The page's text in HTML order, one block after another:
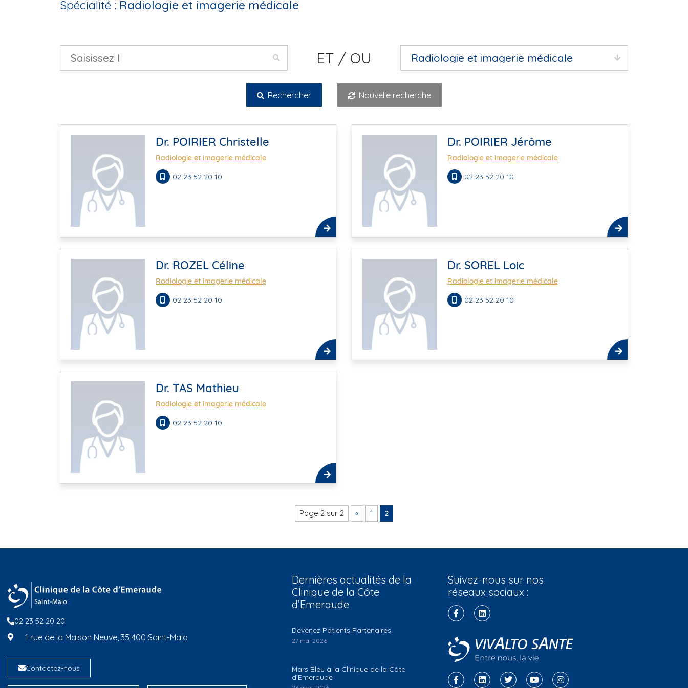
Spécialité : Radiologie et imagerie médicale
ET / OU
Rechercher Nouvelle recherche
Dr. POIRIER Christelle
Radiologie et imagerie médicale
02 23 52 20 10
Dr. POIRIER Jérôme
Radiologie et imagerie médicale
02 23 52 20 10
Dr. ROZEL Céline
Radiologie et imagerie médicale
02 23 52 20 10
Dr. SOREL Loic
Radiologie et imagerie médicale
02 23 52 20 10
Dr. TAS Mathieu
Radiologie et imagerie médicale
02 23 52 20 10
Page 2 sur 2 « 1 2
02 23 52 20 20
1 rue de la Maison Neuve, 35 400 Saint-Malo
Contactez-nous
Dernières actualités de la
Clinique de la Côte
d’Emeraude
Devenez Patients Partenaires
27 mai 2026
Mars Bleu à la Clinique de la Côte
d’Emeraude
Suivez-nous sur nos
réseaux sociaux :